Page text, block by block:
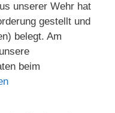
unserer Wehr hat
gestellt und
belegt. Am
beim